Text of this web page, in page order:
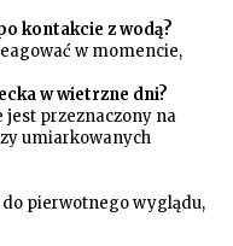
kontakcie z wodą?
w momencie,
w wietrzne dni?
jest przeznaczony na
umiarkowanych
pierwotnego wyglądu,